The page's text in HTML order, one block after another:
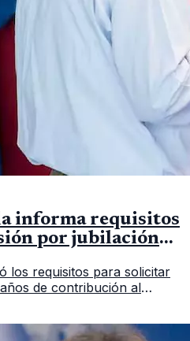
informa requisitos
por jubilación
los requisitos para solicitar
de contribución al